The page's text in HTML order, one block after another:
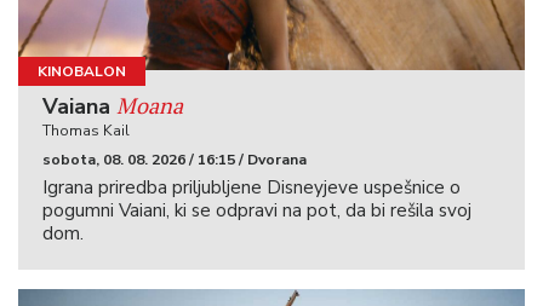
KINOBALON
Vaiana Moana
Thomas Kail
sobota, 08. 08. 2026 / 16:15 / Dvorana
Igrana priredba priljubljene Disneyjeve uspešnice o
pogumni Vaiani, ki se odpravi na pot, da bi rešila svoj
dom.